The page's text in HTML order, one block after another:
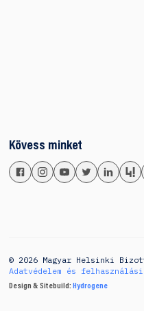
Kövess minket
© 2026 Magyar Helsinki
Adatvédelem és
Design & Sitebuild: Hydrogene